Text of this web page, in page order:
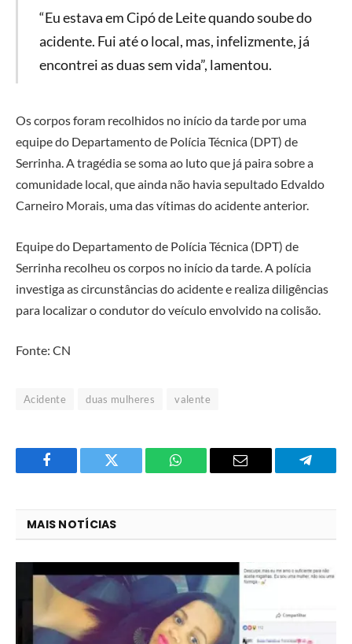
“Eu estava em Cipó de Leite quando soube do
acidente. Fui até o local, mas, infelizmente, já
encontrei as duas sem vida”, lamentou.
Os corpos foram recolhidos no início da tarde por uma
equipe do Departamento de Polícia Técnica (DPT) de
Serrinha. A tragédia se soma ao luto que já paira sobre a
comunidade local, que ainda não havia sepultado Edvaldo
Carneiro Morais, uma das vítimas do acidente anterior.
Equipe do Departamento de Polícia Técnica (DPT) de
Serrinha recolheu os corpos no início da tarde. A polícia
investiga as circunstâncias do acidente e realiza diligências
para localizar o condutor do veículo envolvido na colisão.
Fonte: CN
Acidente duas mulheres valente
Facebook Twitter
O
do
WhatsApp?
E-
MAIS NOTÍCIAS